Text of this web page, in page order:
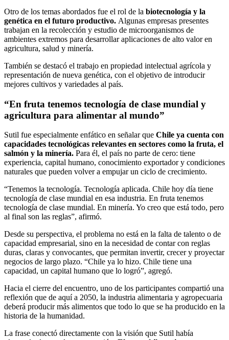
Otro de los temas abordados fue el rol de la biotecnología y la
genética en el futuro productivo. Algunas empresas presentes
trabajan en la recolección y estudio de microorganismos de
ambientes extremos para desarrollar aplicaciones de alto valor en
agricultura, salud y minería.
También se destacó el trabajo en propiedad intelectual agrícola y
representación de nueva genética, con el objetivo de introducir
mejores cultivos y variedades al país.
“En fruta tenemos tecnología de clase mundial y
agricultura para alimentar al mundo”
Sutil fue especialmente enfático en señalar que Chile ya cuenta con
capacidades tecnológicas relevantes en sectores como la fruta, el
salmón y la minería. Para él, el país no parte de cero: tiene
experiencia, capital humano, conocimiento exportador y condiciones
naturales que pueden volver a empujar un ciclo de crecimiento.
“Tenemos la tecnología. Tecnología aplicada. Chile hoy día tiene
tecnología de clase mundial en esa industria. En fruta tenemos
tecnología de clase mundial. En minería. Yo creo que está todo, pero
al final son las reglas”, afirmó.
Desde su perspectiva, el problema no está en la falta de talento o de
capacidad empresarial, sino en la necesidad de contar con reglas
duras, claras y convocantes, que permitan invertir, crecer y proyectar
negocios de largo plazo. “Chile ya lo hizo. Chile tiene una
capacidad, un capital humano que lo logró”, agregó.
Hacia el cierre del encuentro, uno de los participantes compartió una
reflexión que de aquí a 2050, la industria alimentaria y agropecuaria
deberá producir más alimentos que todo lo que se ha producido en la
historia de la humanidad.
La frase conectó directamente con la visión que Sutil había